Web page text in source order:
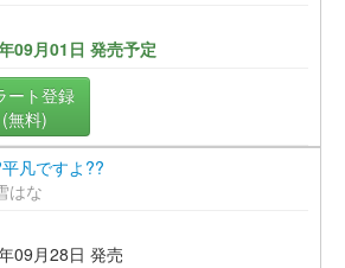
09月01日 発売予定
ート登録
(無料)
凡ですよ??
はな
09月28日 発売